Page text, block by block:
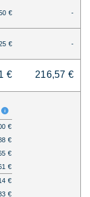
€ -
€ -
€ 216,57 €
€
€
€
€
€
€